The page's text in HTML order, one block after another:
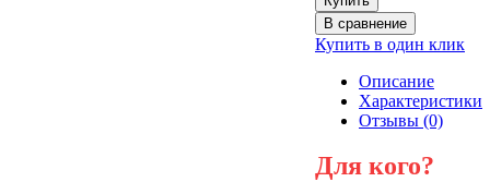
Купить в один клик
Описание
Характеристики
Отзывы (0)
Для кого?